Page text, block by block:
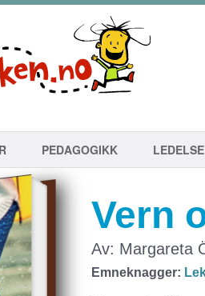
PEDAGOGIKK LEDELSE
Vern
Av: Margareta
Emneknagger: